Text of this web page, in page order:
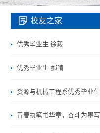
校友之家
优秀毕业生 徐毅
优秀毕业生-郝晴
资源与机械工程系优秀毕业生